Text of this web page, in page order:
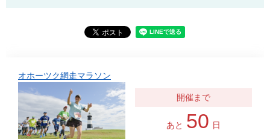
オホーツク網走マラソン
あと 50 日